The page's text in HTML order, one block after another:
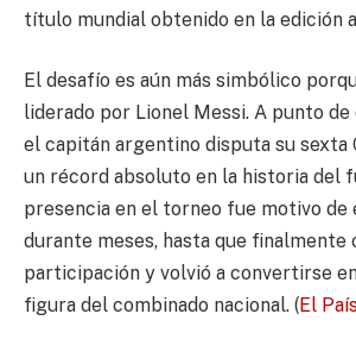
título mundial obtenido en la edición
El desafío es aún más simbólico
liderado por Lionel Messi. A punto
el capitán argentino disputa su sexta
un récord absoluto en la historia del
presencia en el torneo fue motivo de
durante meses, hasta que finalmente
participación y volvió a convertirse
figura del combinado nacional. (El País